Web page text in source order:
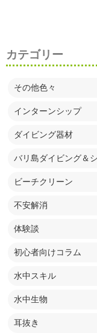
カテゴリー
その他色々
インターンシップ
ダイビング器材
バリ島ダイビング＆
ビーチクリーン
不安解消
体験談
初心者向けコラム
水中スキル
水中生物
耳抜き